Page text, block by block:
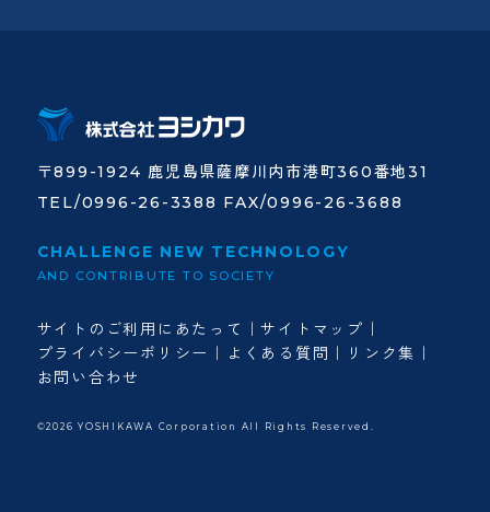
〒899-1924 鹿児島県薩摩川内市港町360番地31
TEL/0996-26-3388 FAX/0996-26-3688
CHALLENGE NEW TECHNOLOGY
AND CONTRIBUTE TO SOCIETY
サイトのご利用にあたって
サイトマップ
プライバシーポリシー
よくある質問
リンク集
お問い合わせ
©2026 YOSHIKAWA Corporation All Rights Reserved.